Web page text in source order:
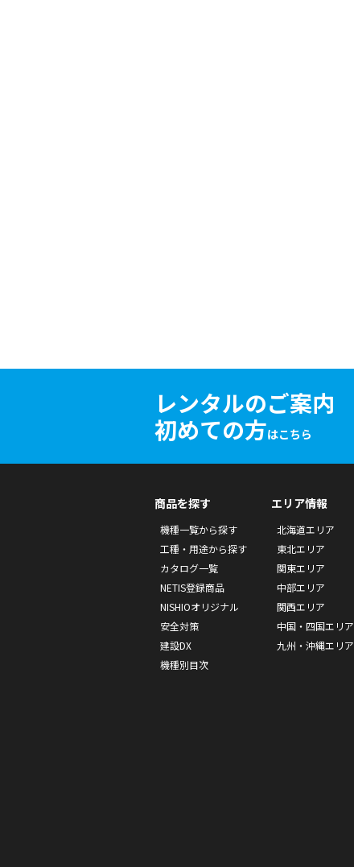
レンタルのご案内
初めての方はこちら
商品を探す
機種一覧から探す
工種・用途から探す
カタログ一覧
NETIS登録商品
NISHIOオリジナル
安全対策
建設DX
機種別目次
エリア情報
北海道エリア
東北エリア
関東エリア
中部エリア
関西エリア
中国・四国エリア
九州・沖縄エリア